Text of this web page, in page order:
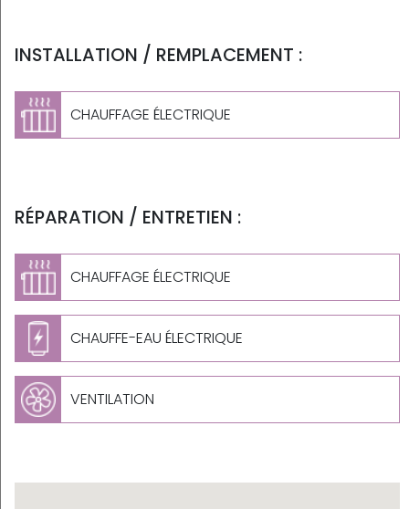
INSTALLATION / REMPLACEMENT :
CHAUFFAGE ÉLECTRIQUE
RÉPARATION / ENTRETIEN :
CHAUFFAGE ÉLECTRIQUE
CHAUFFE-EAU ÉLECTRIQUE
VENTILATION